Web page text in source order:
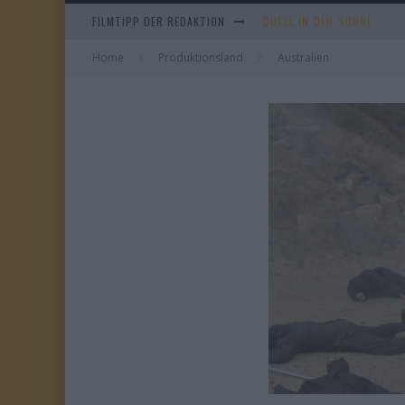
FILMTIPP DER REDAKTION EVERYTIME
WHAM! – 10 DAYS IN
Home Produktionsland Australien